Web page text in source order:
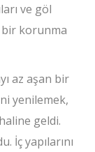
ve göl
bir korunma
az aşan bir
yenilemek,
geldi.
İç yapılarını